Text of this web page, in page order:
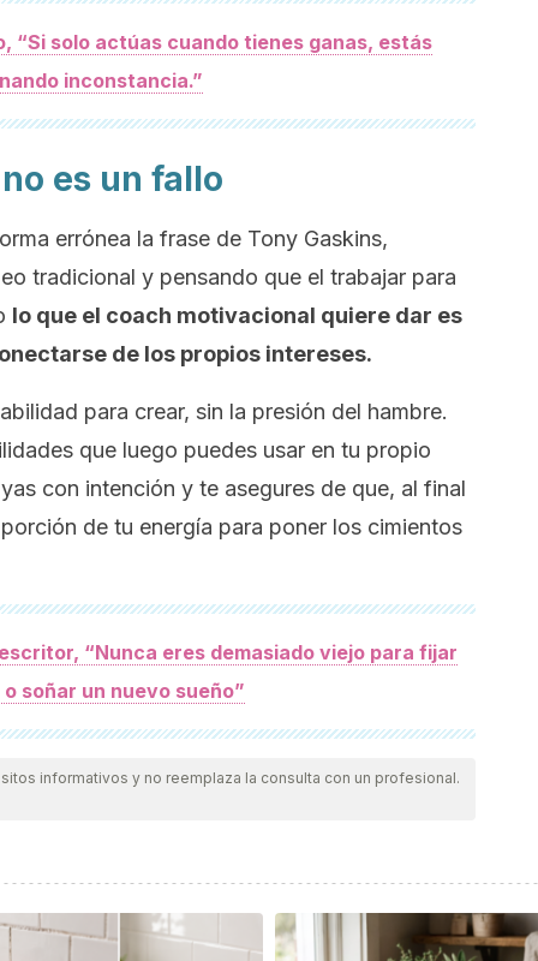
“Si solo actúas cuando tienes ganas, estás
inconstancia.”
es un fallo
errónea la frase de Tony Gaskins,
tradicional y pensando que el trabajar para
lo que el coach motivacional quiere dar es
de los propios intereses.
para crear, sin la presión del hambre.
que luego puedes usar en tu propio
con intención y te asegures de que, al final
de tu energía para poner los cimientos
“Nunca eres demasiado viejo para fijar
soñar un nuevo sueño”
informativos y no reemplaza la consulta con un profesional.